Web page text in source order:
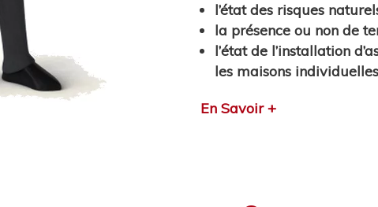
l’état des risques
la présence ou non de
l’état de l’installation
les maisons
En Savoir +